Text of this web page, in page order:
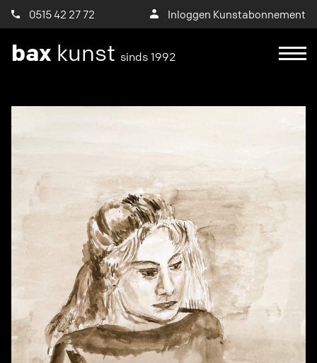
0515 42 27 72 Inloggen Kunstabonnement
bax kunst sinds 1992